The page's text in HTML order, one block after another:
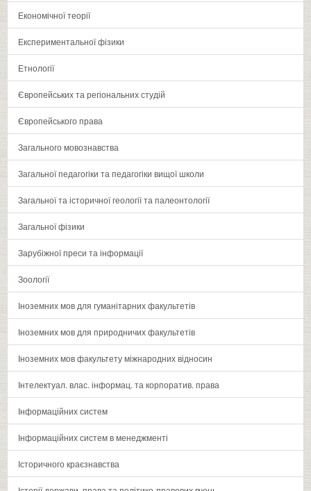
Економічної теорії
Експериментальної фізики
Етнології
Європейських та регіональних студій
Європейського права
Загального мовознавства
Загальної педагогіки та педагогіки вищої школи
Загальної та історичної геології та палеонтології
Загальної фізики
Зарубіжної преси та інформації
Зоології
Іноземних мов для гуманітарних факультетів
Іноземних мов для природничих факультетів
Іноземних мов факультету міжнародних відносин
Інтелектуал. влас. інформац. та корпоратив. права
Інформаційних систем
Інформаційних систем в менеджменті
Історичного краєзнавства